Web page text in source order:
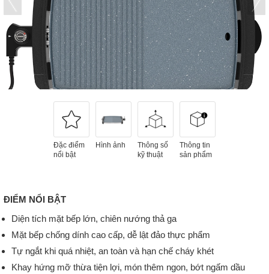
Đặc điểm
nổi bật
Hình ảnh
Thông số
kỹ thuật
Thông tin
sản phẩm
ĐIỂM NỔI BẬT
Diện tích mặt bếp lớn, chiên nướng thả ga
Mặt bếp chống dính cao cấp, dễ lật đảo thực phẩm
Tự ngắt khi quá nhiệt, an toàn và hạn chế cháy khét
Khay hứng mỡ thừa tiện lợi, món thêm ngon, bớt ngấm dầu